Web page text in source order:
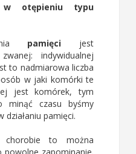
w otępieniu typu
pamięci jest
indywidualnej
to nadmiarowa liczba
w jaki komórki te
jest komórek, tym
minąć czasu byśmy
działaniu pamięci.
to można